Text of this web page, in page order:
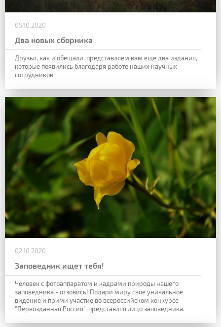
05.10.2020
Два новых сборника
Друзья, как и обещали, представляем вам еще два издания,
которые появились благодаря работе наших научных
сотрудников:
02.10.2020
Заповедник ищет тебя!
Человек с фотоаппаратом и кадрами природы нашего
заповедника - отзовись! Подари миру свое уникальное
видение и прими участие во всероссийском конкурсе
"Первозданная Россия", представляя лицо заповедника.